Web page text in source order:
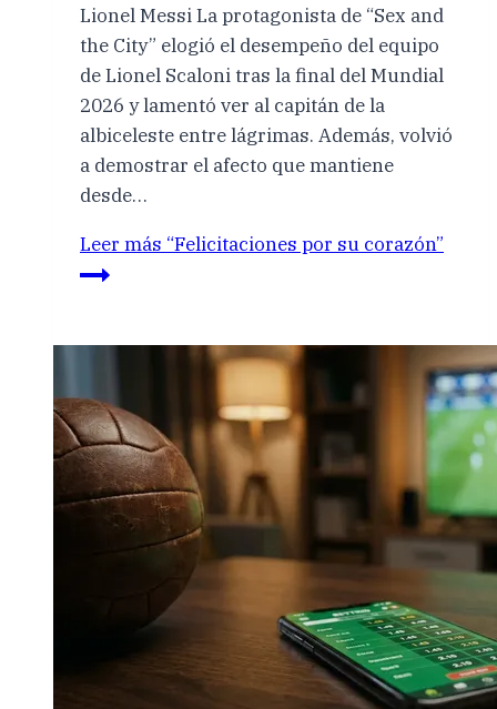
Lionel Messi La protagonista de “Sex and
the City” elogió el desempeño del equipo
de Lionel Scaloni tras la final del Mundial
2026 y lamentó ver al capitán de la
albiceleste entre lágrimas. Además, volvió
a demostrar el afecto que mantiene
desde…
Leer más “Felicitaciones por su corazón”